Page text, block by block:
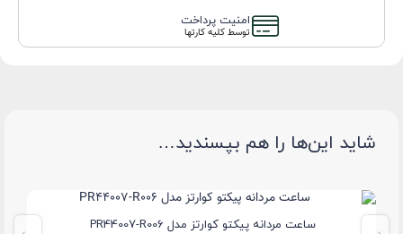
امنیت پرداخت
توسط کلیه کارتها
شاید این‌ها را هم بپسندید…
ساعت مردانه پیکتو کوارتز مدل PR44007-R006